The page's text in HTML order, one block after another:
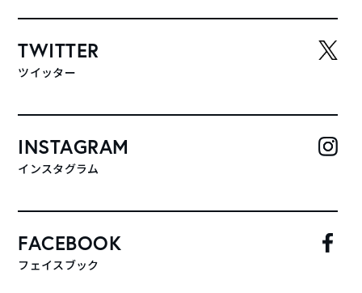
TWITTER
ツイッター
INSTAGRAM
インスタグラム
FACEBOOK
フェイスブック